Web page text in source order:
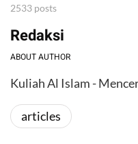
2533 posts
Redaksi
ABOUT AUTHOR
Kuliah Al Islam -
articles